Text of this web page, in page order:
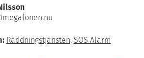
Räddningstjänsten, SOS Alarm